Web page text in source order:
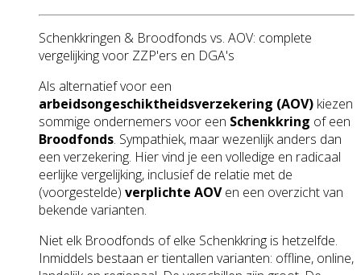
Schenkkringen & Broodfonds vs. AOV: complete
vergelijking voor ZZP'ers en DGA's
Als alternatief voor een
arbeidsongeschiktheidsverzekering (AOV) kiezen
sommige ondernemers voor een Schenkkring of een
Broodfonds. Sympathiek, maar wezenlijk anders dan
een verzekering. Hier vind je een volledige en radicaal
eerlijke vergelijking, inclusief de relatie met de
(voorgestelde) verplichte AOVen een overzicht van
bekende varianten.
Niet elk Broodfonds of elke Schenkkring is hetzelfde.
Inmiddels bestaan er tientallen varianten: offline, online,